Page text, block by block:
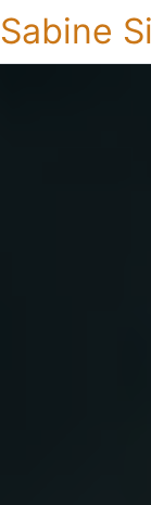
Sabine